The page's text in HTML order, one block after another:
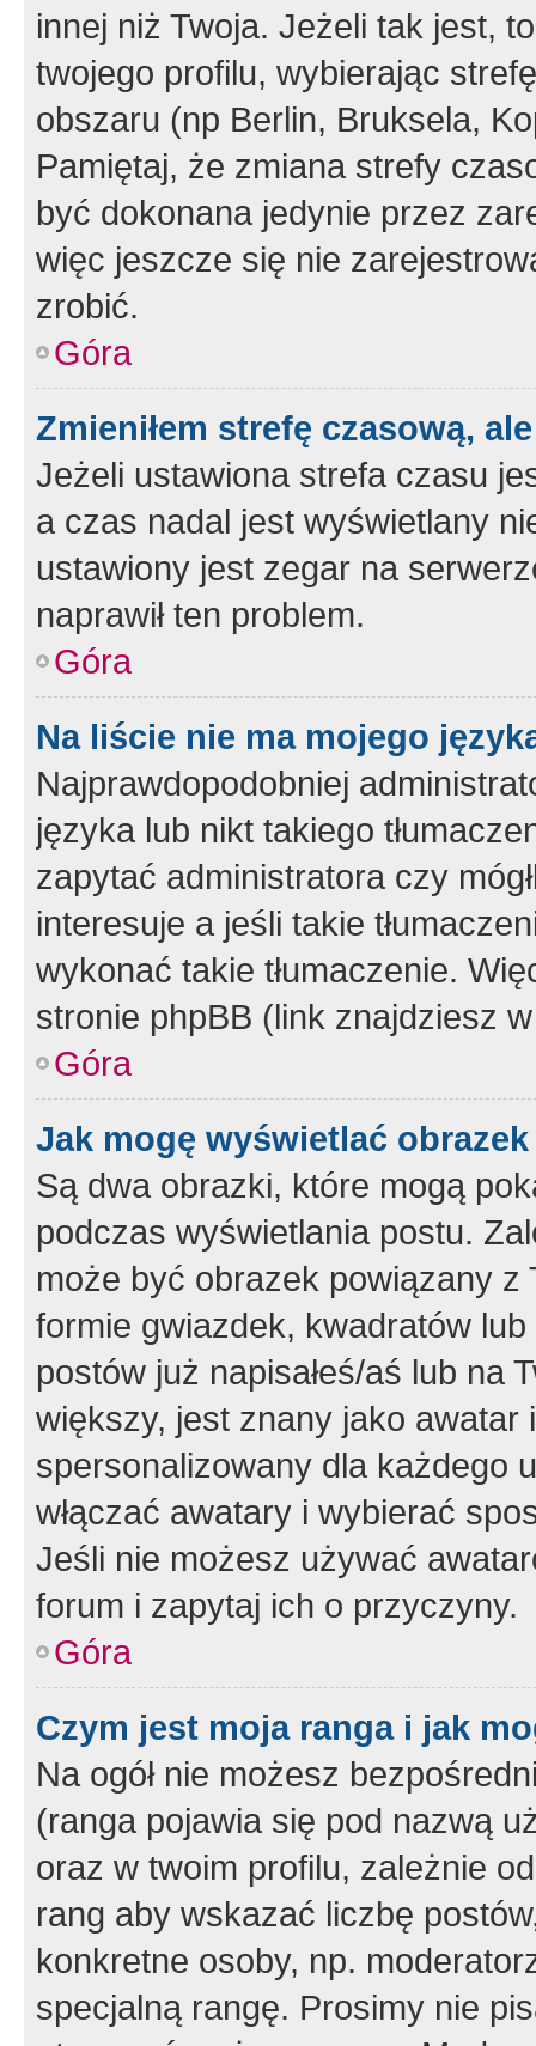
innej niż Twoja. Jeżeli tak jest,
twojego profilu, wybierając
obszaru (np Berlin, Bruksela,
Pamiętaj, że zmiana strefy
być dokonana jedynie przez
więc jeszcze się nie
zrobić.
Góra
Zmieniłem strefę czasową,
Jeżeli ustawiona strefa czasu
a czas nadal jest wyświetlany
ustawiony jest zegar na
naprawił ten problem.
Góra
Na liście nie ma mojego
Najprawdopodobniej
języka lub nikt takiego
zapytać administratora czy
interesuje a jeśli takie
wykonać takie tłumaczenie.
stronie phpBB (link znajdziesz
Góra
Jak mogę wyświetlać
Są dwa obrazki, które mogą
podczas wyświetlania postu.
może być obrazek powiązany z
formie gwiazdek, kwadratów
postów już napisałeś/aś lub na
większy, jest znany jako
spersonalizowany dla każdego
włączać awatary i wybierać
Jeśli nie możesz używać
forum i zapytaj ich o przyczyny.
Góra
Czym jest moja ranga i jak
Na ogół nie możesz
(ranga pojawia się pod nazwą
oraz w twoim profilu, zależnie
rang aby wskazać liczbę
konkretne osoby, np.
specjalną rangę. Prosimy nie